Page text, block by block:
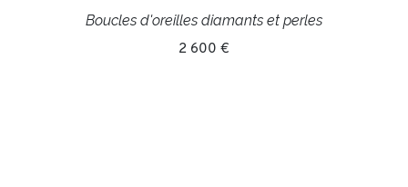
Boucles d'oreilles diamants et perles
2 600 €